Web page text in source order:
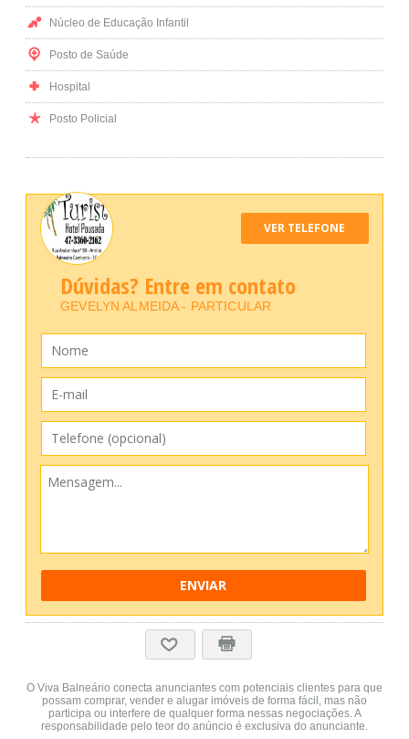
Núcleo de Educação Infantil
Posto de Saúde
Hospital
Posto Policial
VER TELEFONE
Dúvidas? Entre em contato
GEVELYN ALMEIDA - PARTICULAR
ENVIAR
O Viva Balneário conecta anunciantes com potenciais clientes para que
possam comprar, vender e alugar imóveis de forma fácil, mas não
participa ou interfere de qualquer forma nessas negociações. A
responsabilidade pelo teor do anúncio é exclusiva do anunciante.